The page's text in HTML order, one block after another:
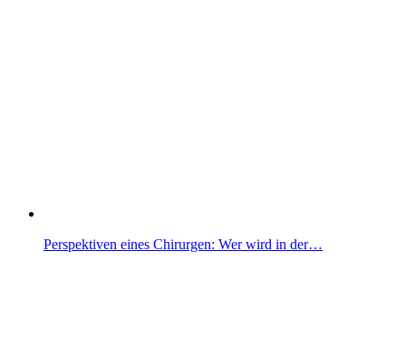
Perspektiven eines Chirurgen: Wer wird in der…